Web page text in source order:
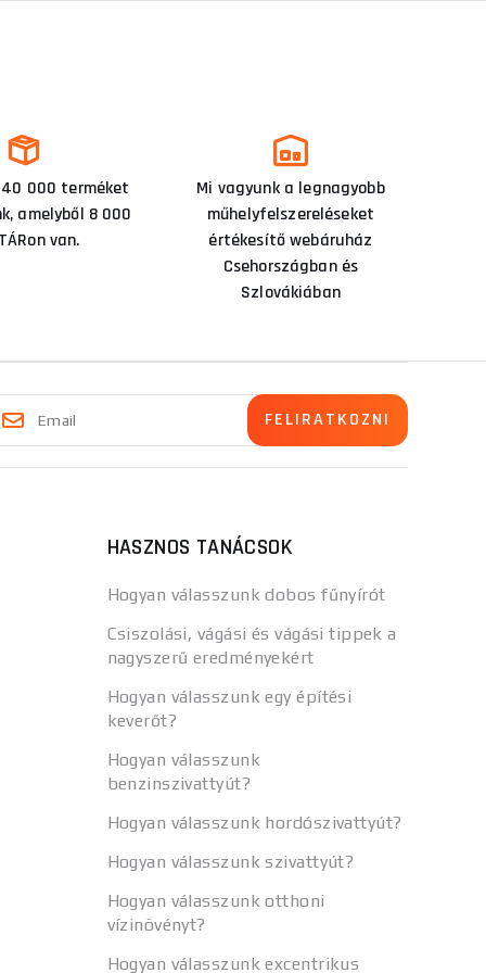
000 terméket
amelyből 8 000
van.
Mi vagyunk a legnagyobb
műhelyfelszereléseket
értékesítő webáruház
Csehországban és
Szlovákiában
HASZNOS TANÁCSOK
Hogyan válasszunk dobos fűnyírót
Csiszolási, vágási és vágási tippek a
nagyszerű eredményekért
Hogyan válasszunk egy építési
keverőt?
Hogyan válasszunk
benzinszivattyút?
Hogyan válasszunk hordószivattyút?
Hogyan válasszunk szivattyút?
Hogyan válasszunk otthoni
vízinövényt?
Hogyan válasszunk excentrikus